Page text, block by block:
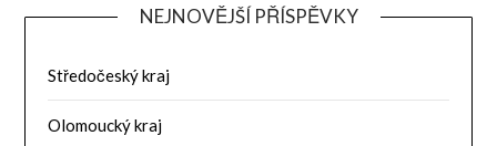
NEJNOVĚJŠÍ PŘÍSPĚVKY
Středočeský kraj
Olomoucký kraj